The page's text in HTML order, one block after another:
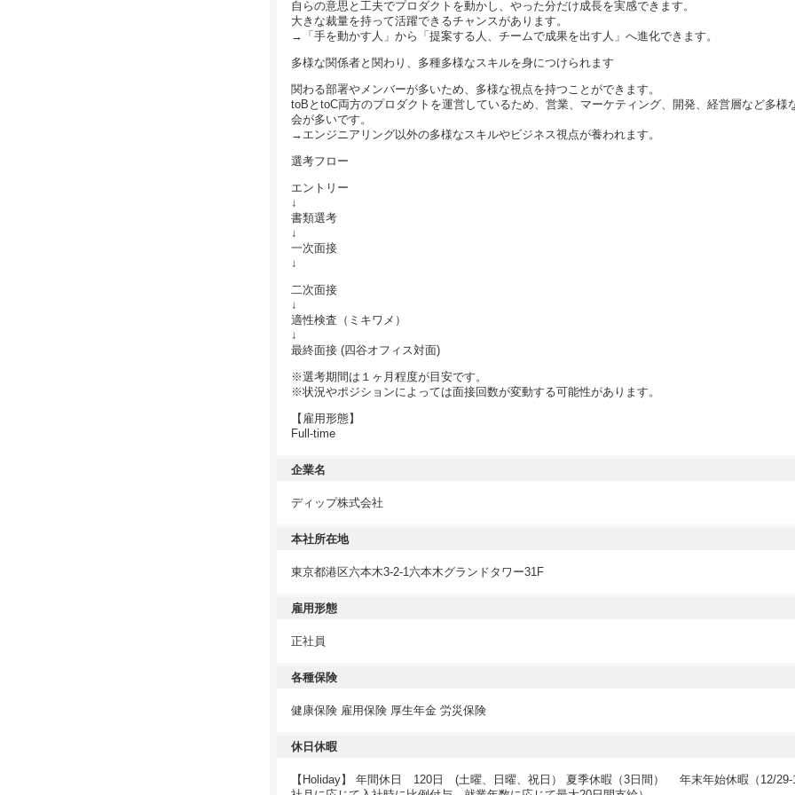
自らの意思と工夫でプロダクトを動かし、やった分だけ成長を実感できます。
大きな裁量を持って活躍できるチャンスがあります。
→「手を動かす人」から「提案する人、チームで成果を出す人」へ進化できます。
多様な関係者と関わり、多種多様なスキルを身につけられます
関わる部署やメンバーが多いため、多様な視点を持つことができます。
toBとtoC両方のプロダクトを運営しているため、営業、マーケティング、開発、経営層など多様
会が多いです。
→エンジニアリング以外の多様なスキルやビジネス視点が養われます。
選考フロー
エントリー
↓
書類選考
↓
一次面接
↓
二次面接
↓
適性検査（ミキワメ）
↓
最終面接 (四谷オフィス対面)
※選考期間は１ヶ月程度が目安です。
※状況やポジションによっては面接回数が変動する可能性があります。
【雇用形態】
Full-time
企業名
ディップ株式会社
本社所在地
東京都港区六本木3-2-1六本木グランドタワー31F
雇用形態
正社員
各種保険
健康保険 雇用保険 厚生年金 労災保険
休日休暇
【Holiday】 年間休日 120日 (土曜、日曜、祝日） 夏季休暇（3日間） 年末年始休暇（12/29-